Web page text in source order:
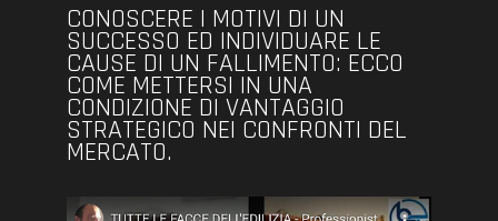
CONOSCERE I MOTIVI DI UN
SUCCESSO ED INDIVIDUARE LE
CAUSE DI UN FALLIMENTO: ECCO
COME METTERSI IN UNA
CONDIZIONE DI VANTAGGIO
STRATEGICO NEI CONFRONTI DEL
MERCATO.